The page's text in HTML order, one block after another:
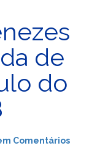
de
do
Comentários